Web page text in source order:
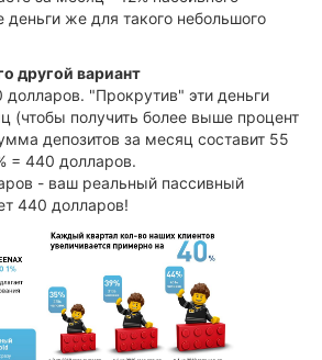
деньги же для такого небольшого
другой вариант
"Прокрутив" эти деньги
(чтобы получить более выше процент
депозитов за месяц составит 55
= 440 долларов.
- ваш реальный пассивный
440 долларов!